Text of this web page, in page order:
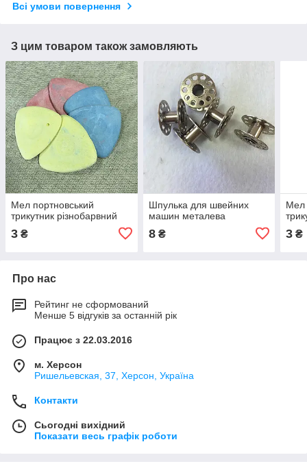
Всі умови повернення
З цим товаром також замовляють
Мел портновський
трикутник різнобарвний
3 ₴
Шпулька для швейних
машин металева
8₴
Мел
3 ₴
Про нас
Рейтинг не сформований
Менше 5 відгуків за останній рік
Працює з 22.03.2016
м. Херсон
Ришельевская, 37, Херсон, Україна
Контакти
Сьогодні вихідний
Показати весь графік роботи